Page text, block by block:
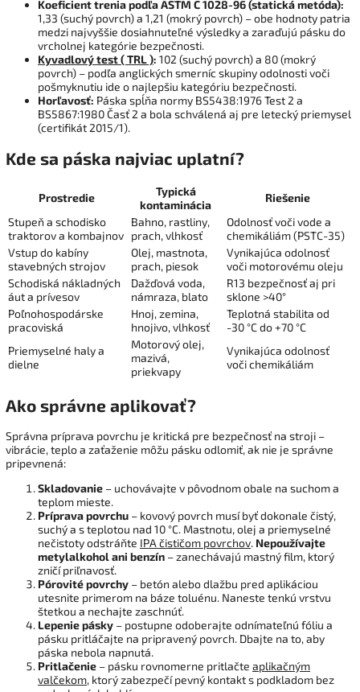
Koeficient trenia podľa ASTM C 1028-96 (statická metóda):
1,33 (suchý povrch) a 1,21 (mokrý povrch) – obe hodnoty patria
medzi najvyššie dosiahnuteľné výsledky a zaraďujú pásku do
vrcholnej kategórie bezpečnosti.
Kyvadlový test ( TRL ): 102 (suchý povrch) a 80 (mokrý
povrch) – podľa anglických smerníc skupiny odolnosti voči
pošmyknutiu ide o najlepšiu kategóriu bezpečnosti.
Horľavosť: Páska spĺňa normy BS5438:1976 Test 2 a
BS5867:1980 Časť 2 a bola schválená aj pre letecký priemysel
(certifikát 2015/1).
Kde sa páska najviac uplatní?
Prostredie
Typická
kontaminácia
Riešenie
Stupeň a schodisko
traktorov a kombajnov
Bahno, rastliny,
prach, vlhkosť
Odolnosť voči vode a
chemikáliám (PSTC-35)
Vstup do kabíny
stavebných strojov
Olej, mastnota,
prach, piesok
Vynikajúca odolnosť
voči motorovému oleju
Schodiská nákladných
áut a prívesov
Dažďová voda,
námraza, blato
R13 bezpečnosť aj pri
sklone >40°
Poľnohospodárske
pracoviská
Hnoj, zemina,
hnojivo, vlhkosť
Teplotná stabilita od
-30 °C do +70 °C
Priemyselné haly a
dielne
Motorový olej,
mazivá,
priekvapy
Vynikajúca odolnosť
voči chemikáliám
Ako správne aplikovať?
Správna príprava povrchu je kritická pre bezpečnosť na stroji –
vibrácie, teplo a zaťaženie môžu pásku odlomiť, ak nie je správne
pripevnená:
Skladovanie – uchovávajte v pôvodnom obale na suchom a
teplom mieste.
Príprava povrchu – kovový povrch musí byť dokonale čistý,
suchý a s teplotou nad 10 °C. Mastnotu, olej a priemyselné
nečistoty odstráňte IPA čističom povrchov. Nepoužívajte
metylalkohol ani benzín – zanechávajú mastný film, ktorý
zničí priľnavosť.
Pórovité povrchy – betón alebo dlažbu pred aplikáciou
utesnite primerom na báze toluénu. Naneste tenkú vrstvu
štetkou a nechajte zaschnúť.
Lepenie pásky – postupne odoberajte odnímateľnú fóliu a
pásku pritláčajte na pripravený povrch. Dbajte na to, aby
páska nebola napnutá.
Pritlačenie – pásku rovnomerne pritlačte aplikačným
valčekom, ktorý zabezpečí pevný kontakt s podkladom bez